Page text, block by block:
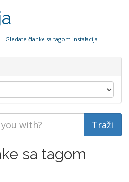
Gledate članke sa tagom instalacija
sa tagom